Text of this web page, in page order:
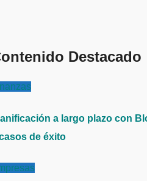
Destacado
a largo plazo con
de éxito